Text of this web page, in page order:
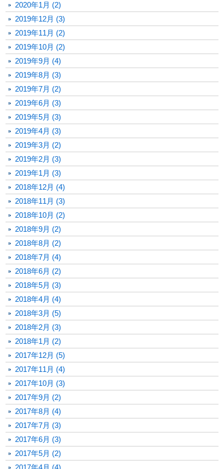
2020年1月 (2)
2019年12月 (3)
2019年11月 (2)
2019年10月 (2)
2019年9月 (4)
2019年8月 (3)
2019年7月 (2)
2019年6月 (3)
2019年5月 (3)
2019年4月 (3)
2019年3月 (2)
2019年2月 (3)
2019年1月 (3)
2018年12月 (4)
2018年11月 (3)
2018年10月 (2)
2018年9月 (2)
2018年8月 (2)
2018年7月 (4)
2018年6月 (2)
2018年5月 (3)
2018年4月 (4)
2018年3月 (5)
2018年2月 (3)
2018年1月 (2)
2017年12月 (5)
2017年11月 (4)
2017年10月 (3)
2017年9月 (2)
2017年8月 (4)
2017年7月 (3)
2017年6月 (3)
2017年5月 (2)